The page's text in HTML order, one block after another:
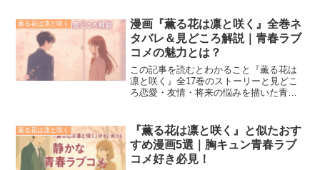
イラストやファンアートの魅力を一挙紹
介します。...
薫る花は凛と咲く
漫画『薫る花は凛と咲く』全巻ネ
タバレ＆見どころ解説｜青春ラブ
コメの魅力とは？
この記事を読むとわかること『薫る花は
凛と咲く』全17巻のストーリーと見どこ
ろ恋愛・友情・将来の悩みを描いた青春
く』全巻ネタバレ＆見どころ解説｜青春
ラブコメの魅力とは？...
薫る花は凛と咲く
『薫る花は凛と咲く』と似たおす
すめ漫画5選｜胸キュン青春ラブ
コメ好き必見！